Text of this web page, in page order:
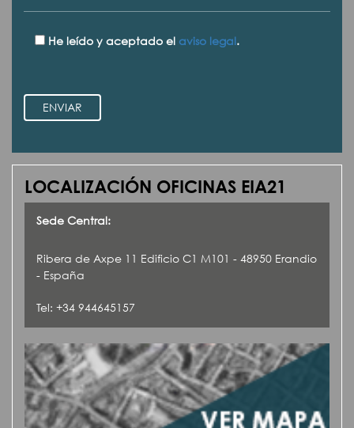
He leído y aceptado el aviso legal.
ENVIAR
LOCALIZACIÓN OFICINAS EIA21
Sede Central:
Ribera de Axpe 11 Edificio C1 M101 - 48950 Erandio
- España
Tel: +34 944645157